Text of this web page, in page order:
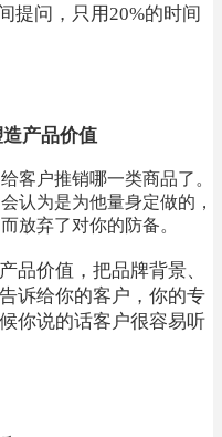
提问，只用20%的时间
产品价值
客户推销哪一类商品了。
认为是为他量身定做的，
放弃了对你的防备。
品价值，把品牌背景、
诉给你的客户，你的专
你说的话客户很容易听